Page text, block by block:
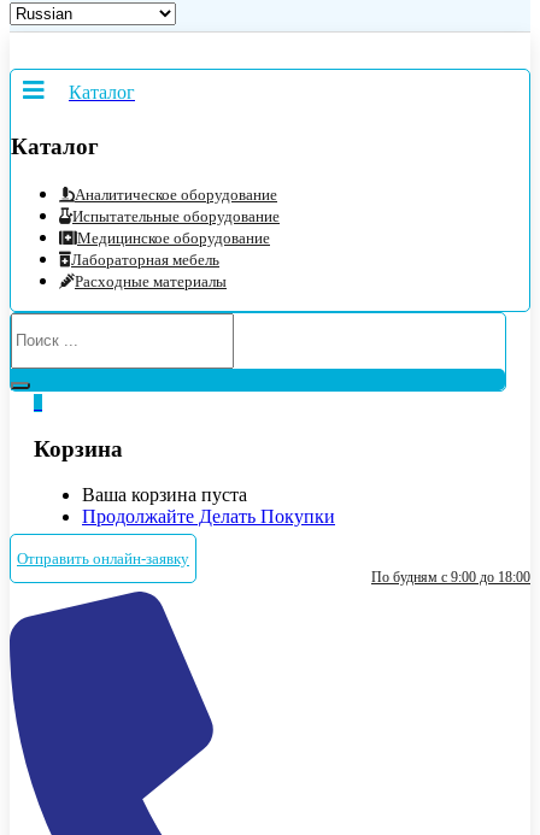
Каталог
Каталог
Аналитическое оборудование
Испытательные оборудование
Медицинское оборудование
Лабораторная мебель
Расходные материалы
Корзина
Ваша корзина пуста
Продолжайте Делать Покупки
Отправить онлайн-заявку
По будням с 9:00 до 18:00